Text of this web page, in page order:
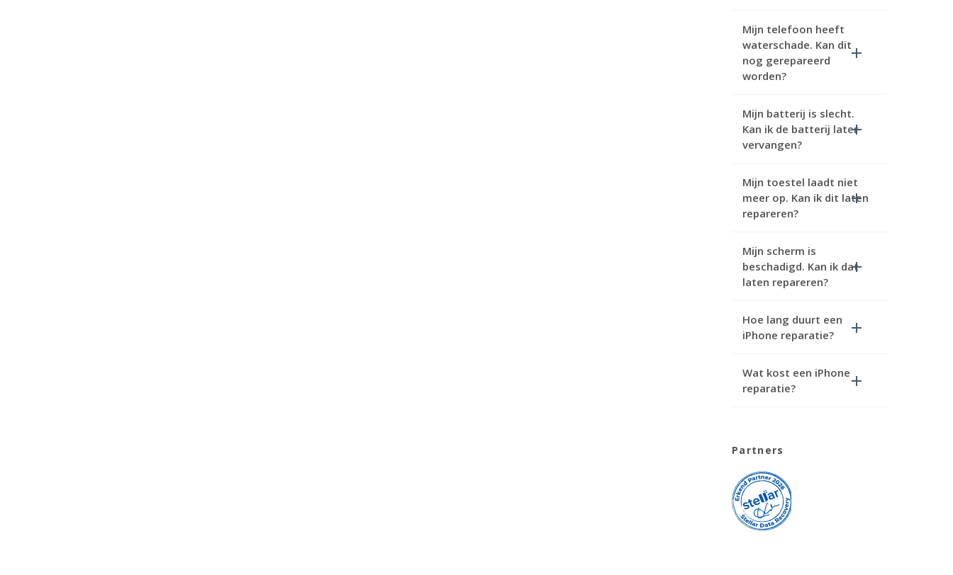
Mijn telefoon heeft
waterschade. Kan dit
nog gerepareerd
worden?
Mijn batterij is slecht.
Kan ik de batterij later
vervangen?
Mijn toestel laadt niet
meer op. Kan ik dit laten
repareren?
Mijn scherm is
beschadigd. Kan ik dat
laten repareren?
Hoe lang duurt een
iPhone reparatie?
Wat kost een iPhone
reparatie?
Partners